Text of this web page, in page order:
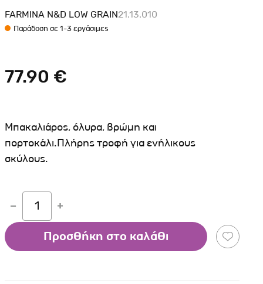
Οδηγοί-Πτυσσόμενοι Οδηγοί
Σκύλου
Ρουχαλάκια Σκύλου
Κουδουνάκια Σκύλου
Εκπαίδευση Σκύλου
Ονυχοδρόμια Γάτας
Ταυτότητες Γάτας
FARMINA N&D LOW GRAIN21.13.010
Παράδοση σε 1-3 εργάσιμες
77.90 €
Μπακαλιάρος, όλυρα, βρώμη και
πορτοκάλι.Πλήρης τροφή για ενήλικους
σκύλους.
1
Προσθήκη στο καλάθι